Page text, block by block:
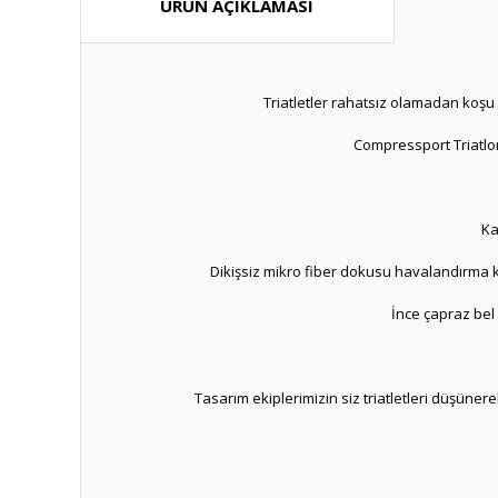
ÜRÜN AÇIKLAMASI
Triatletler rahatsız olamadan
Compressport
Dikişsiz mikro fiber dokusu havalandırma
İnce çapraz
Tasarım ekiplerimizin siz triatletleri